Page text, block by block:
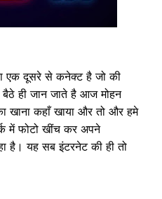
एक दूसरे से कनेक्ट है जो की
ही जान जाते है आज मोहन
खाना कहाँ खाया और तो और हमे
में फोटो खींच कर अपने
है। यह सब इंटरनेट की ही तो